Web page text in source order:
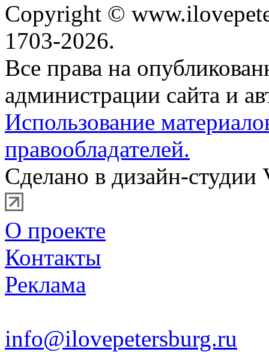
Copyright ©
1703-2026.
Все права на
администрации сайта и
Использование
правообладателей.
Сделано в дизайн-студии
О проекте
Контакты
Реклама
info@ilovepetersburg.ru